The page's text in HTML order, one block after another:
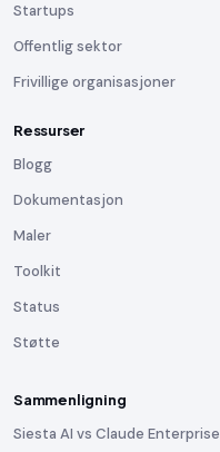
Startups
Offentlig sektor
Frivillige organisasjoner
Ressurser
Blogg
Dokumentasjon
Maler
Toolkit
Status
Støtte
Sammenligning
Siesta AI vs Claude Enterprise